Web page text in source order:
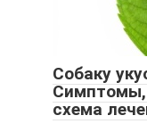
Собаку
схема